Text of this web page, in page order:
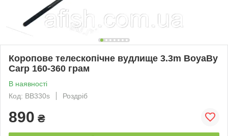
Коропове телескопічне вудлище 3.3m BoyaBy
Carp 160-360 грам
В наявності
Код: ВВ330s
Роздріб
890 ₴